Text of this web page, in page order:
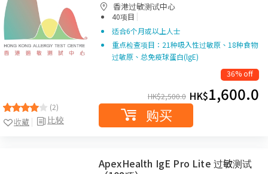
(2)
比较
收藏
香港过敏测试中心
40项目 |
适合6个月或以上人士
重点检查项目：21种吸入性过敏原、18种食物
过敏原、总免疫球蛋白(lgE)
36% off
HK$2,500.0 HK$1,600.0
购买
ApexHealth IgE Pro Lite 过敏测试